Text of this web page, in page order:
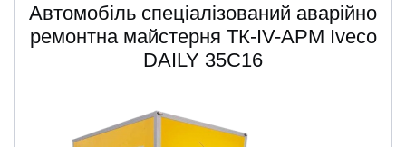
Автомобіль спеціалізований аварійно
ремонтна майстерня ТК-IV-АРМ Iveсo
DAILY 35С16